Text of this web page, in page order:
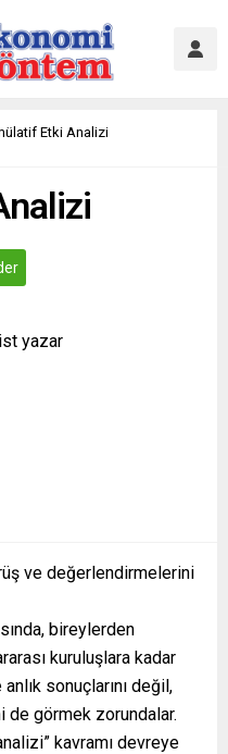
Etki Analizi
yazar
ve değerlendirmelerini
bireylerden
kuruluşlara kadar
sonuçlarını değil,
görmek zorundalar.
kavramı devreye